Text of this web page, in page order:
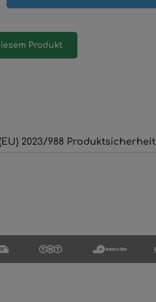
Produkt
2023/988 Produktsicherheit